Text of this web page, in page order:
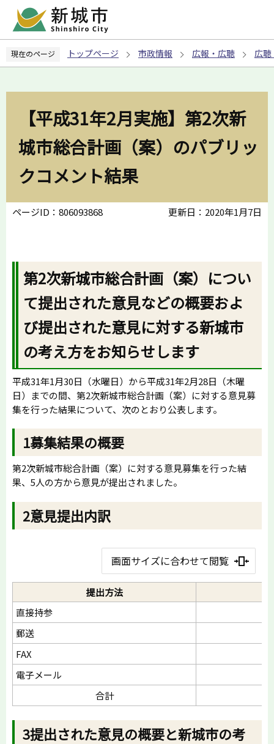
ペ
の
現在のページ トップページ 市政情報 広報・広聴 広聴
【平成31年2月実施】第2次新
城市総合計画（案）のパブリッ
クコメント結果
ページID：806093868 更新日：2020年1月7日
第2次新城市総合計画（案）につい
て提出された意見などの概要およ
び提出された意見に対する新城市
の考え方をお知らせします
平成31年1月30日（水曜日）から平成31年2月28日（木曜
日）までの間、第2次新城市総合計画（案）に対する意見募
集を行った結果について、次のとおり公表します。
1募集結果の概要
第2次新城市総合計画（案）に対する意見募集を行った結
果、5人の方から意見が提出されました。
2意見提出内訳
画面サイズに合わせて閲覧
提出方法
直接持参
郵送
FAX
電子メール
合計
3提出された意見の概要と新城市の考